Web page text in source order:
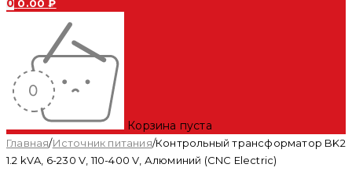
0 0.00₽
Корзина пуста
Главная/Источник питания/Контрольный трансформатор BK2
1.2 kVA, 6-230 V, 110-400 V, Алюминий (CNC Electric)